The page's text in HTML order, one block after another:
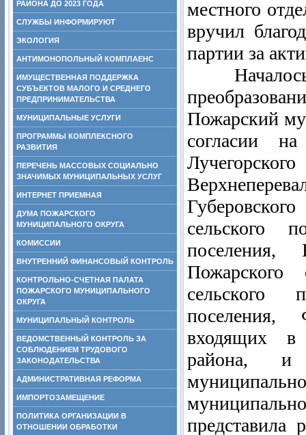
РАЙОНА ДО 2023 ГОДА
СЛУЖБЫ ИНФОРМИРУЮТ
ЭКОЛОГИЯ
АНТИМОНОПОЛЬНЫЙ КОМПЛАЕНС
ИМУЩЕСТВЕННАЯ ПОДДЕРЖКА
СУБЪЕКТОВ МАЛОГО И СРЕДНЕГО
ПРЕДПРИНИМАТЕЛЬСТВА
МУНИЦИПАЛЬНЫЕ УСЛУГИ
ПРОГРАММЫ КОМПЛЕКСНОГО
РАЗВИТИЯ
ПЕРЕЧЕНЬ МАССОВЫХ СОЦИАЛЬНО
ЗНАЧИМЫХ МУНИЦИПАЛЬНЫХ УСЛУГ
ИНТЕРНЕТ ПРИЕМНАЯ
ДУМА ПОЖАРСКОГО
МУНИЦИПАЛЬНОГО ОКРУГА
КОМИССИИ
ВНУТРЕННИЙ ФИНАНСОВЫЙ КОНТРОЛЬ
КОНТРОЛЬНО-СЧЕТНАЯ ПАЛАТА
ПОЖАРСКОГО МУНИЦИПАЛЬНОГО
ОКРУГА
МУНИЦИПАЛЬНЫЙ КОНТРОЛЬ
ВЕДОМСТВЕННЫЙ КОНТРОЛЬ ЗА
СОБЛЮДЕНИЕМ ТРУДОВОГО
ЗАКОНОДАТЕЛЬСТВА
АДМИНИСТРАТИВНАЯ РЕФОРМА
ИМПОРТОЗАМЕЩЕНИЕ
ПОЛИТИКА ОРГАНИЗАЦИИ В
ОТНОШЕНИИ ОБРАБОТКИ
местного
вручил
партии за
Началось
Пожарский
согласии
сельского
поселения,
Пожарского
сельского
поселения,
входящих в
района, и
представила